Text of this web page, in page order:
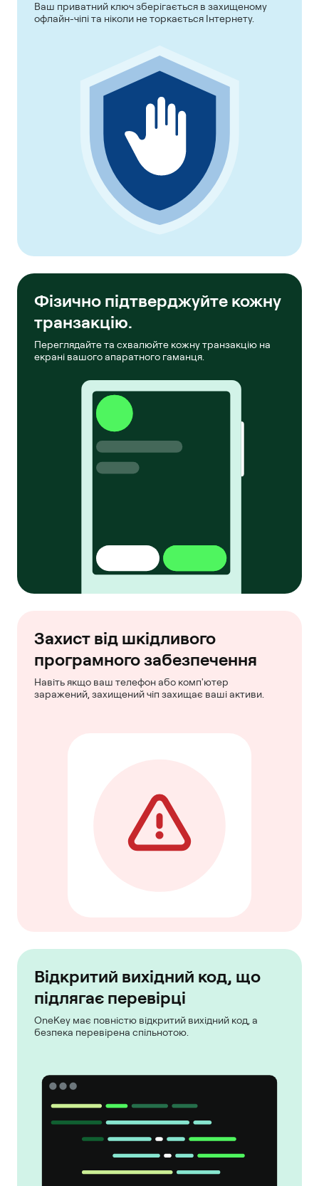
Ваш приватний ключ зберігається в захищеному
офлайн-чіпі та ніколи не торкається Інтернету.
Фізично підтверджуйте кожну
транзакцію.
Переглядайте та схвалюйте кожну транзакцію на
екрані вашого апаратного гаманця.
Захист від шкідливого
програмного забезпечення
Навіть якщо ваш телефон або комп'ютер
заражений, захищений чіп захищає ваші активи.
Відкритий вихідний код, що
підлягає перевірці
OneKey має повністю відкритий вихідний код, а
безпека перевірена спільнотою.